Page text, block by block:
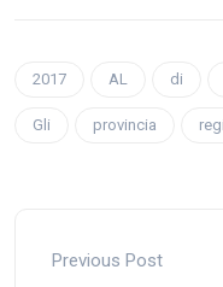
2017 AL di
Gli provincia
Previous Post